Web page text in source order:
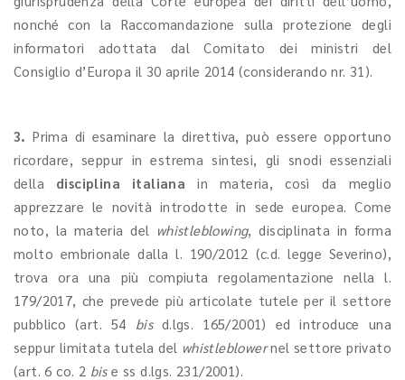
nonché con la Raccomandazione sulla protezione degli
informatori adottata dal Comitato dei ministri del
Consiglio d’Europa il 30 aprile 2014 (considerando nr. 31).
3. Prima di esaminare la direttiva, può essere opportuno
ricordare, seppur in estrema sintesi, gli snodi essenziali
della disciplina italiana in materia, così da meglio
apprezzare le novità introdotte in sede europea. Come
noto, la materia del whistleblowing, disciplinata in forma
molto embrionale dalla l. 190/2012 (c.d. legge Severino),
trova ora una più compiuta regolamentazione nella l.
179/2017, che prevede più articolate tutele per il settore
pubblico (art. 54 bisd.lgs. 165/2001) ed introduce una
seppur limitata tutela del whistleblowernel settore privato
(art. 6 co. 2 bise ss d.lgs. 231/2001).